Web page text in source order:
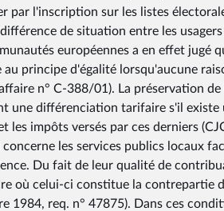
par l'inscription sur les listes
de situation entre les
européennes a en effet
principe d'égalité lorsqu'aucune
n° C-388/01). La préservation
une différenciation tarifaire s'il
les impôts versés par ces derniers
les services publics locaux
Du fait de leur qualité de
où celui-ci constitue la contrepartie
1984, req. n° 47875). Dans ces